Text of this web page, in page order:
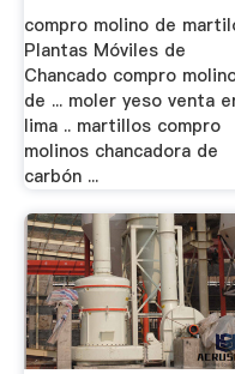
compro molino de
Plantas Móviles de
Chancado compro
de ... moler yeso venta
lima .. martillos compro
molinos chancadora de
carbón ...